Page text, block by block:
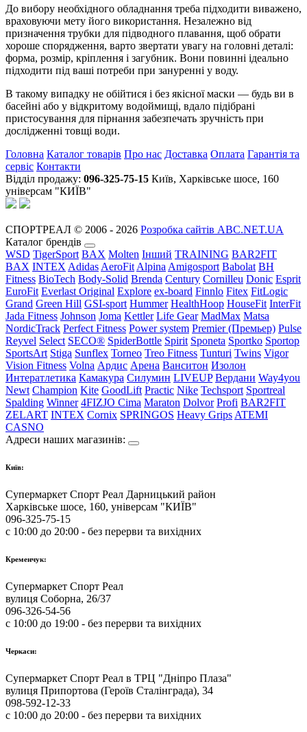
До вибору необхідного обладнання треба підходити виважено,
враховуючи мету його використання. Незалежно від
призначення трубки для підводного плавання, щоб обрати
хороше спорядження, варто звертати увагу на головні деталі:
форма, розмір, кріплення і загубник. Вони повинні ідеально
підходити під ваші потреби при зануренні у воду.
В такому випадку не обійтися і без якісної маски — будь ви в
басейні або у відкритому водоймищі, вдало підібрані
пристосування для пірнання забезпечать зручність при
дослідженні товщі води.
Головна Каталог товарів Про нас Доставка Оплата Гарантія та
сервіс Контакти
Відділ продажу: 096-325-75-15 Київ, Харківське шосе, 160
універсам "КИЇВ"
СПОРТРЕАЛ © 2006 - 2026 Розробка сайтів ABC.NET.UA
Каталог брендів
WSD TigerSport BAX Molten Інший TRAINING BAR2FIT
BAX INTEX Adidas AeroFit Alpina Amigosport Babolat BH
Fitness BioTech Body-Solid Brenda Century Cornilleu Donic Esprit
EuroFit Everlast Original Explore ex-board Finnlo Fitex FitLogic
Grand Green Hill GSI-sport Hummer HealthHoop HouseFit InterFit
Jada Fitness Johnson Joma Kettler Life Gear MadMax Matsa
NordicTrack Perfect Fitness Power system Premier (Премьер) Pulse
Reyvel Select SECO® SpiderBottle Spirit Sponeta Sportko Sportop
SportsArt Stiga Sunflex Torneo Treo Fitness Tunturi Twins Vigor
Vision Fitness Volna Ардис Арена Ванситон Изолон
Интератлетика Камакура Силумин LIVEUP Вердани Way4you
Newt Champion Kite GoodLift Practic Nike Techsport Sportreal
Spalding Winner 4FIZJO Cima Maraton Dolvor Profi BAR2FIT
ZELART INTEX Cornix SPRINGOS Heavy Grips ATEMI
CASNO
Адреси наших магазинів:
Київ:
Супермаркет Спорт Реал Дарницький район
Харківське шосе, 160, універсам "КИЇВ"
096-325-75-15
с 10:00 до 20:00 - без перерви та вихідних
Кременчук:
Супермаркет Спорт Реал
вулиця Соборна, 26/37
096-326-54-56
с 10:00 до 19:00 - без перерви та вихідних
Черкаси:
Супермаркет Спорт Реал в ТРЦ "Дніпро Плаза"
вулиця Припортова (Героїв Сталінграда), 34
098-592-12-33
с 10:00 до 20:00 - без перерви та вихідних